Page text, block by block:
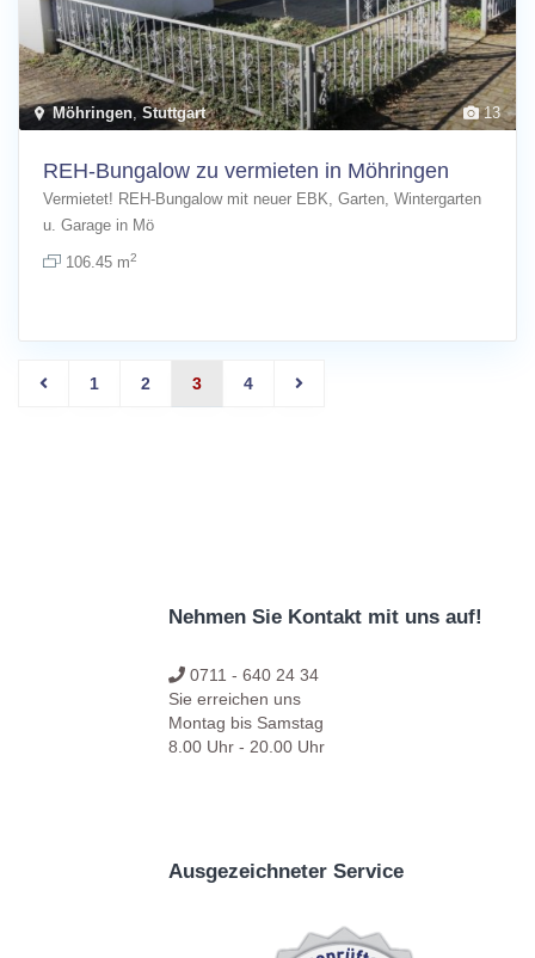
13
Möhringen, Stuttgart
REH-Bungalow zu vermieten in Möhringen
Vermietet! REH-Bungalow mit neuer EBK, Garten, Wintergarten
u. Garage in Mö
106.45 m2
1 2 3 4
Nehmen Sie Kontakt mit uns auf!
0711 - 640 24 34
Sie erreichen uns
Montag bis Samstag
8.00 Uhr - 20.00 Uhr
Ausgezeichneter Service